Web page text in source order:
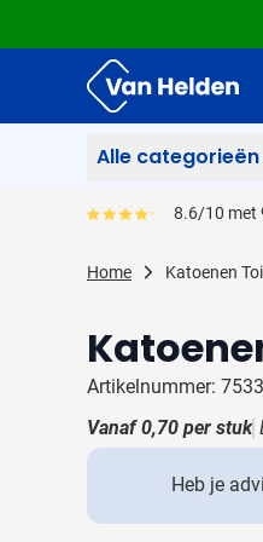
Ga naar de inhoud
Alle categorieën
Schrijfwaren
Weggevertjes
Tassen
Gereedschap &
Gemiddeld 8.6/10 met
Home Katoenen
Artikelnummer:
Vanaf0,70 per stuk
Heb je